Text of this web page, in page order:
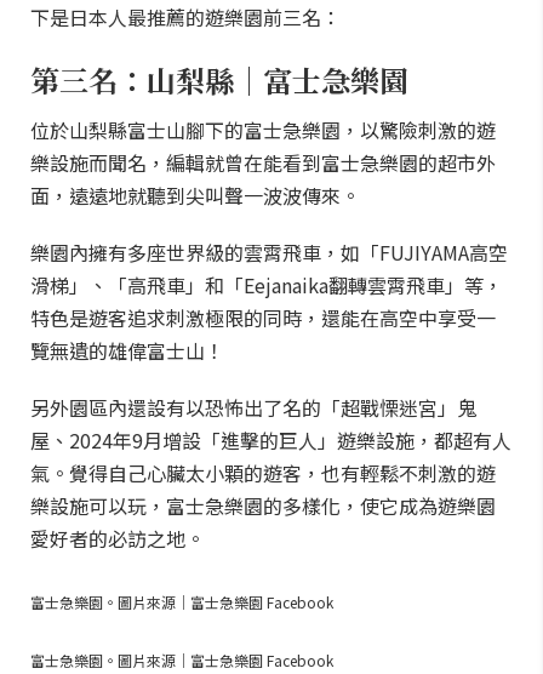
下是日本人最推薦的遊樂園前三名：
第三名：山梨縣｜富士急樂園
位於山梨縣富士山腳下的富士急樂園，以驚險刺激的遊
樂設施而聞名，編輯就曾在能看到富士急樂園的超市外
面，遠遠地就聽到尖叫聲一波波傳來。
樂園內擁有多座世界級的雲霄飛車，如「FUJIYAMA高空
滑梯」、「高飛車」和「Eejanaika翻轉雲霄飛車」等，
特色是遊客追求刺激極限的同時，還能在高空中享受一
覽無遺的雄偉富士山！
另外園區內還設有以恐怖出了名的「超戰慄迷宮」鬼
屋、2024年9月增設「進擊的巨人」遊樂設施，都超有人
氣。覺得自己心臟太小顆的遊客，也有輕鬆不刺激的遊
樂設施可以玩，富士急樂園的多樣化，使它成為遊樂園
愛好者的必訪之地。
富士急樂園。圖片來源｜富士急樂園 Facebook
富士急樂園。圖片來源｜富士急樂園 Facebook